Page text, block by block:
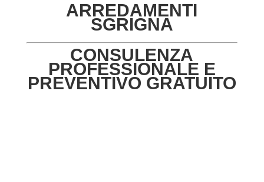
ARREDAMENTI
SGRIGNA
CONSULENZA
PROFESSIONALE E
PREVENTIVO GRATUITO